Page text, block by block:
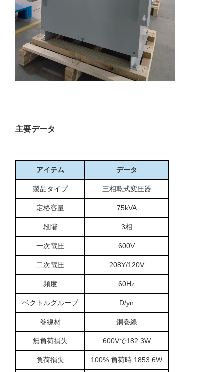
主要データ
アイテム データ
製品タイプ 三相乾式変圧器
定格容量 75kVA
段階 3相
一次電圧 600V
二次電圧 208Y/120V
頻度 60Hz
ベクトルグループ D/yn
巻線材 銅巻線
無負荷損失 600Vで182.3W
負荷損失 100% 負荷時 1853.6W